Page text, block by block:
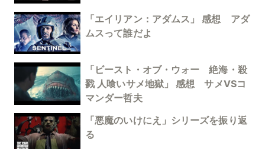
「エイリアン：アダムス」 感想 アダ
ムスって誰だよ
「ビースト・オブ・ウォー 絶海・殺
戮 人喰いサメ地獄」 感想 サメVSコ
マンダー哲夫
「悪魔のいけにえ」シリーズを振り返
る